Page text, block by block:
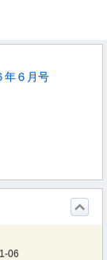
年６月号
06